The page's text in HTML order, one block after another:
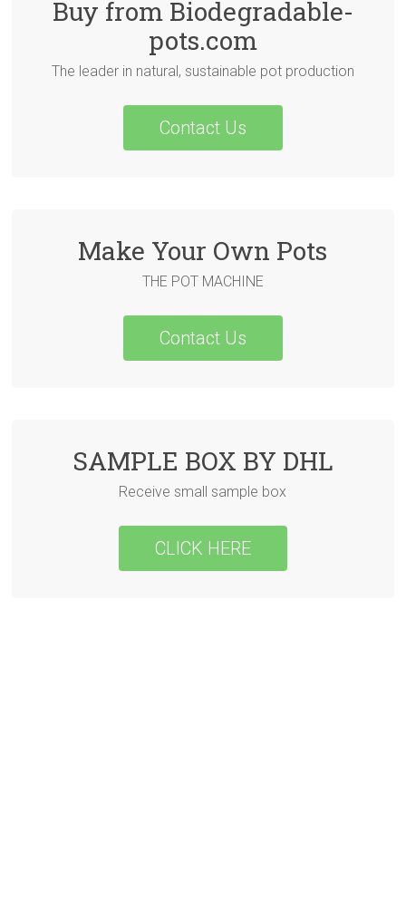
Buy from Biodegradable-
pots.com
The leader in natural, sustainable pot production
Contact Us
Make Your Own Pots
THE POT MACHINE
Contact Us
SAMPLE BOX BY DHL
Receive small sample box
CLICK HERE